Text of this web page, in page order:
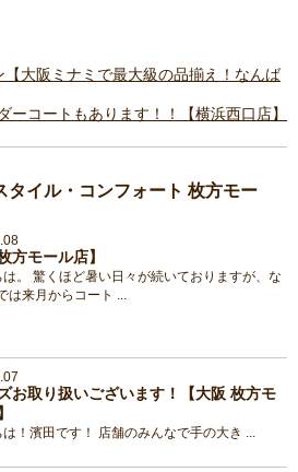
大阪ミナミで最大級の品揃え！なんば
ーコートもあります！！【横浜西口店】
タイル・コンフォート 枚方モー
方モール店】
は。 驚くほど暑い日々が続いておりますが、な
は来月からコート ...
お取り扱いございます！【大阪 枚方モ
は！濱田です！ 店舗のみんなで手の大き ...